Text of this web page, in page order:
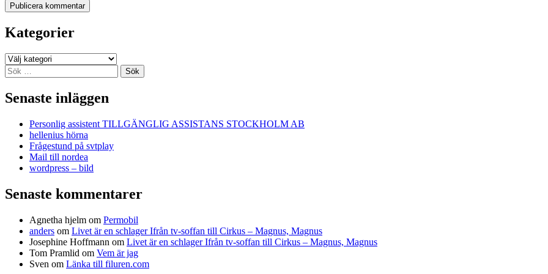
Kategorier
Kategorier
Sök
efter:
Senaste inläggen
Personlig assistent TILLGÄNGLIG ASSISTANS STOCKHOLM AB
hellenius hörna
Frågestund på svtplay
Mail till nordea
wordpress – bild
Senaste kommentarer
Agnetha hjelm om Permobil
anders om Livet är en schlager Ifrån tv-soffan till Cirkus – Magnus, Magnus
Josephine Hoffmann om Livet är en schlager Ifrån tv-soffan till Cirkus – Magnus, Magnus
Tom Pramlid om Vem är jag
Sven om Länka till filuren.com